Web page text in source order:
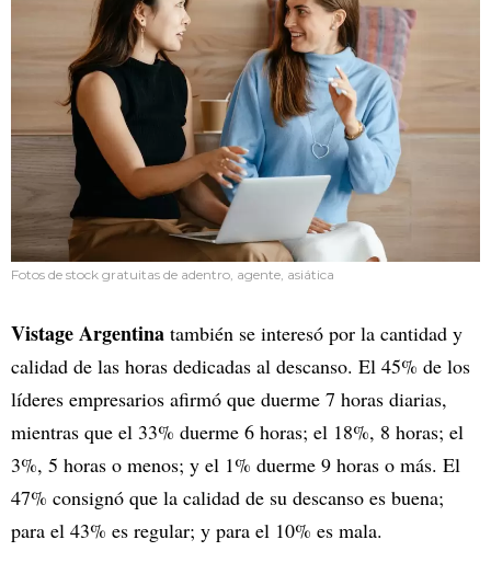
Fotos de stock gratuitas de adentro, agente, asiática
Vistage Argentina también se interesó por la cantidad y
calidad de las horas dedicadas al descanso. El 45% de los
líderes empresarios afirmó que duerme 7 horas diarias,
mientras que el 33% duerme 6 horas; el 18%, 8 horas; el
3%, 5 horas o menos; y el 1% duerme 9 horas o más. El
47% consignó que la calidad de su descanso es buena;
para el 43% es regular; y para el 10% es mala.